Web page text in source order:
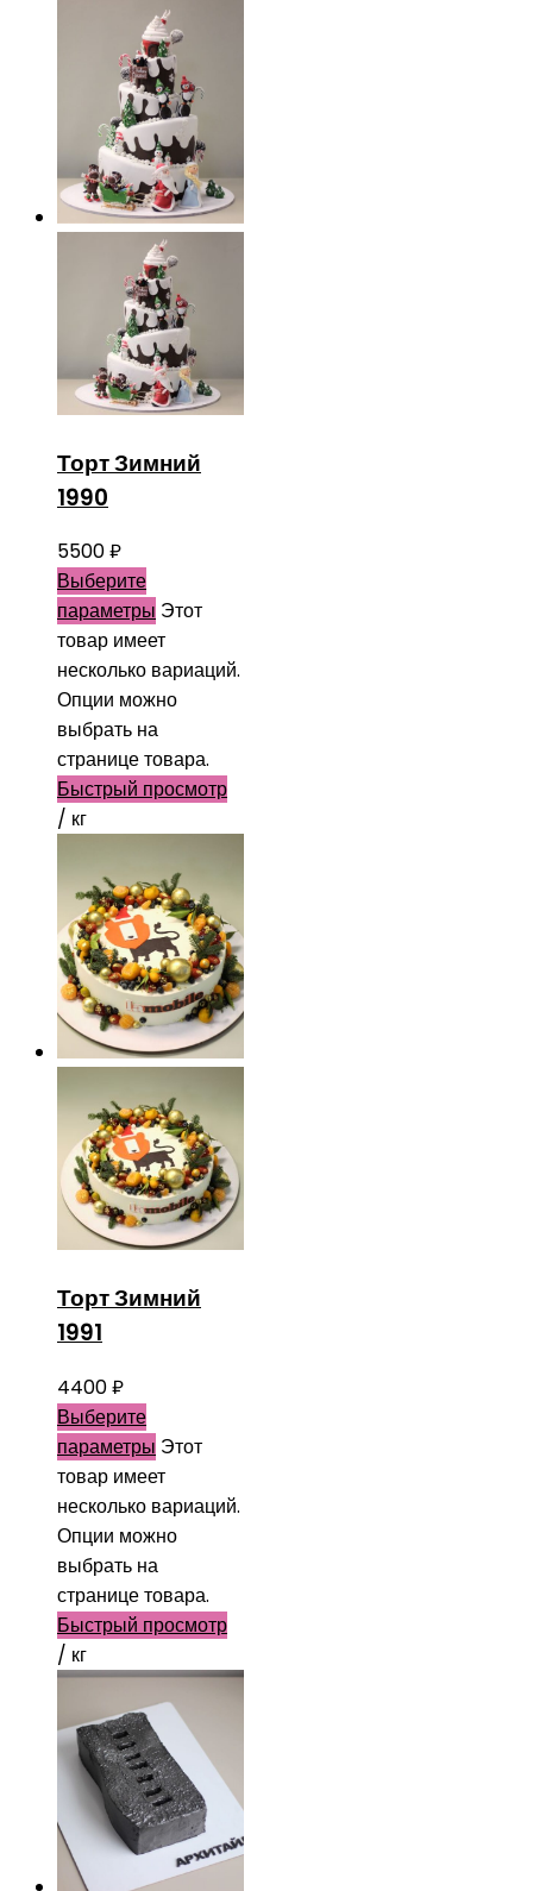
Торт Зимний
1990
5500₽
Выберите
параметры Этот
товар имеет
несколько вариаций.
Опции можно
выбрать на
странице товара.
Быстрый просмотр
/ кг
Торт Зимний
1991
4400₽
Выберите
параметры Этот
товар имеет
несколько вариаций.
Опции можно
выбрать на
странице товара.
Быстрый просмотр
/ кг